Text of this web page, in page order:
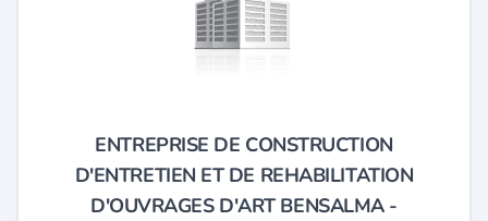
ENTREPRISE DE CONSTRUCTION
D'ENTRETIEN ET DE REHABILITATION
D'OUVRAGES D'ART BENSALMA -